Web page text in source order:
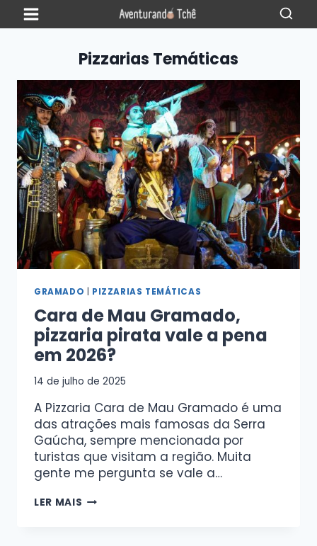
Pizzarias Temáticas
GRAMADO PIZZARIAS TEMÁTICAS
Cara de Mau Gramado,
pizzaria pirata vale a pena
em 2026?
14 de julho de 2025
A Pizzaria Cara de Mau Gramado é uma
das atrações mais famosas da Serra
Gaúcha, sempre mencionada por
turistas que visitam a região. Muita
gente me pergunta se vale a…
LER MAIS